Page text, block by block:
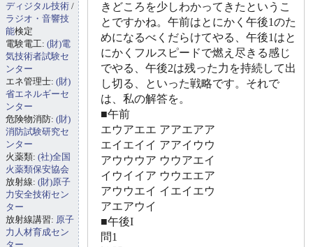
きどころを少しわかってきたというこ
とですかね。午前はとにかく午後1のた
めになるべくだらけてやる、午後1はと
にかくフルスピードで燃え尽きる感じ
でやる、午後2は残った力を持続して出
し切る、といった戦略です。それで
は、私の解答を。
■午前
エウアエエ アアエアア
エイエイイ アアイウウ
アウウウア ウウアエイ
イウイイア ウウエエア
アウウエイ イエイエウ
アエアウイ
■午後I
問1
ディジタル技術 /
ラジオ・音響技
能検定
電験電工: (財)電
気技術者試験セ
ンター
エネ管理士: (財)
省エネルギーセ
ンター
危険物消防: (財)
消防試験研究セ
ンター
火薬類: (社)全国
火薬類保安協会
放射線: (財)原子
力安全技術セン
ター
放射線講習: 原子
力人材育成セン
ター